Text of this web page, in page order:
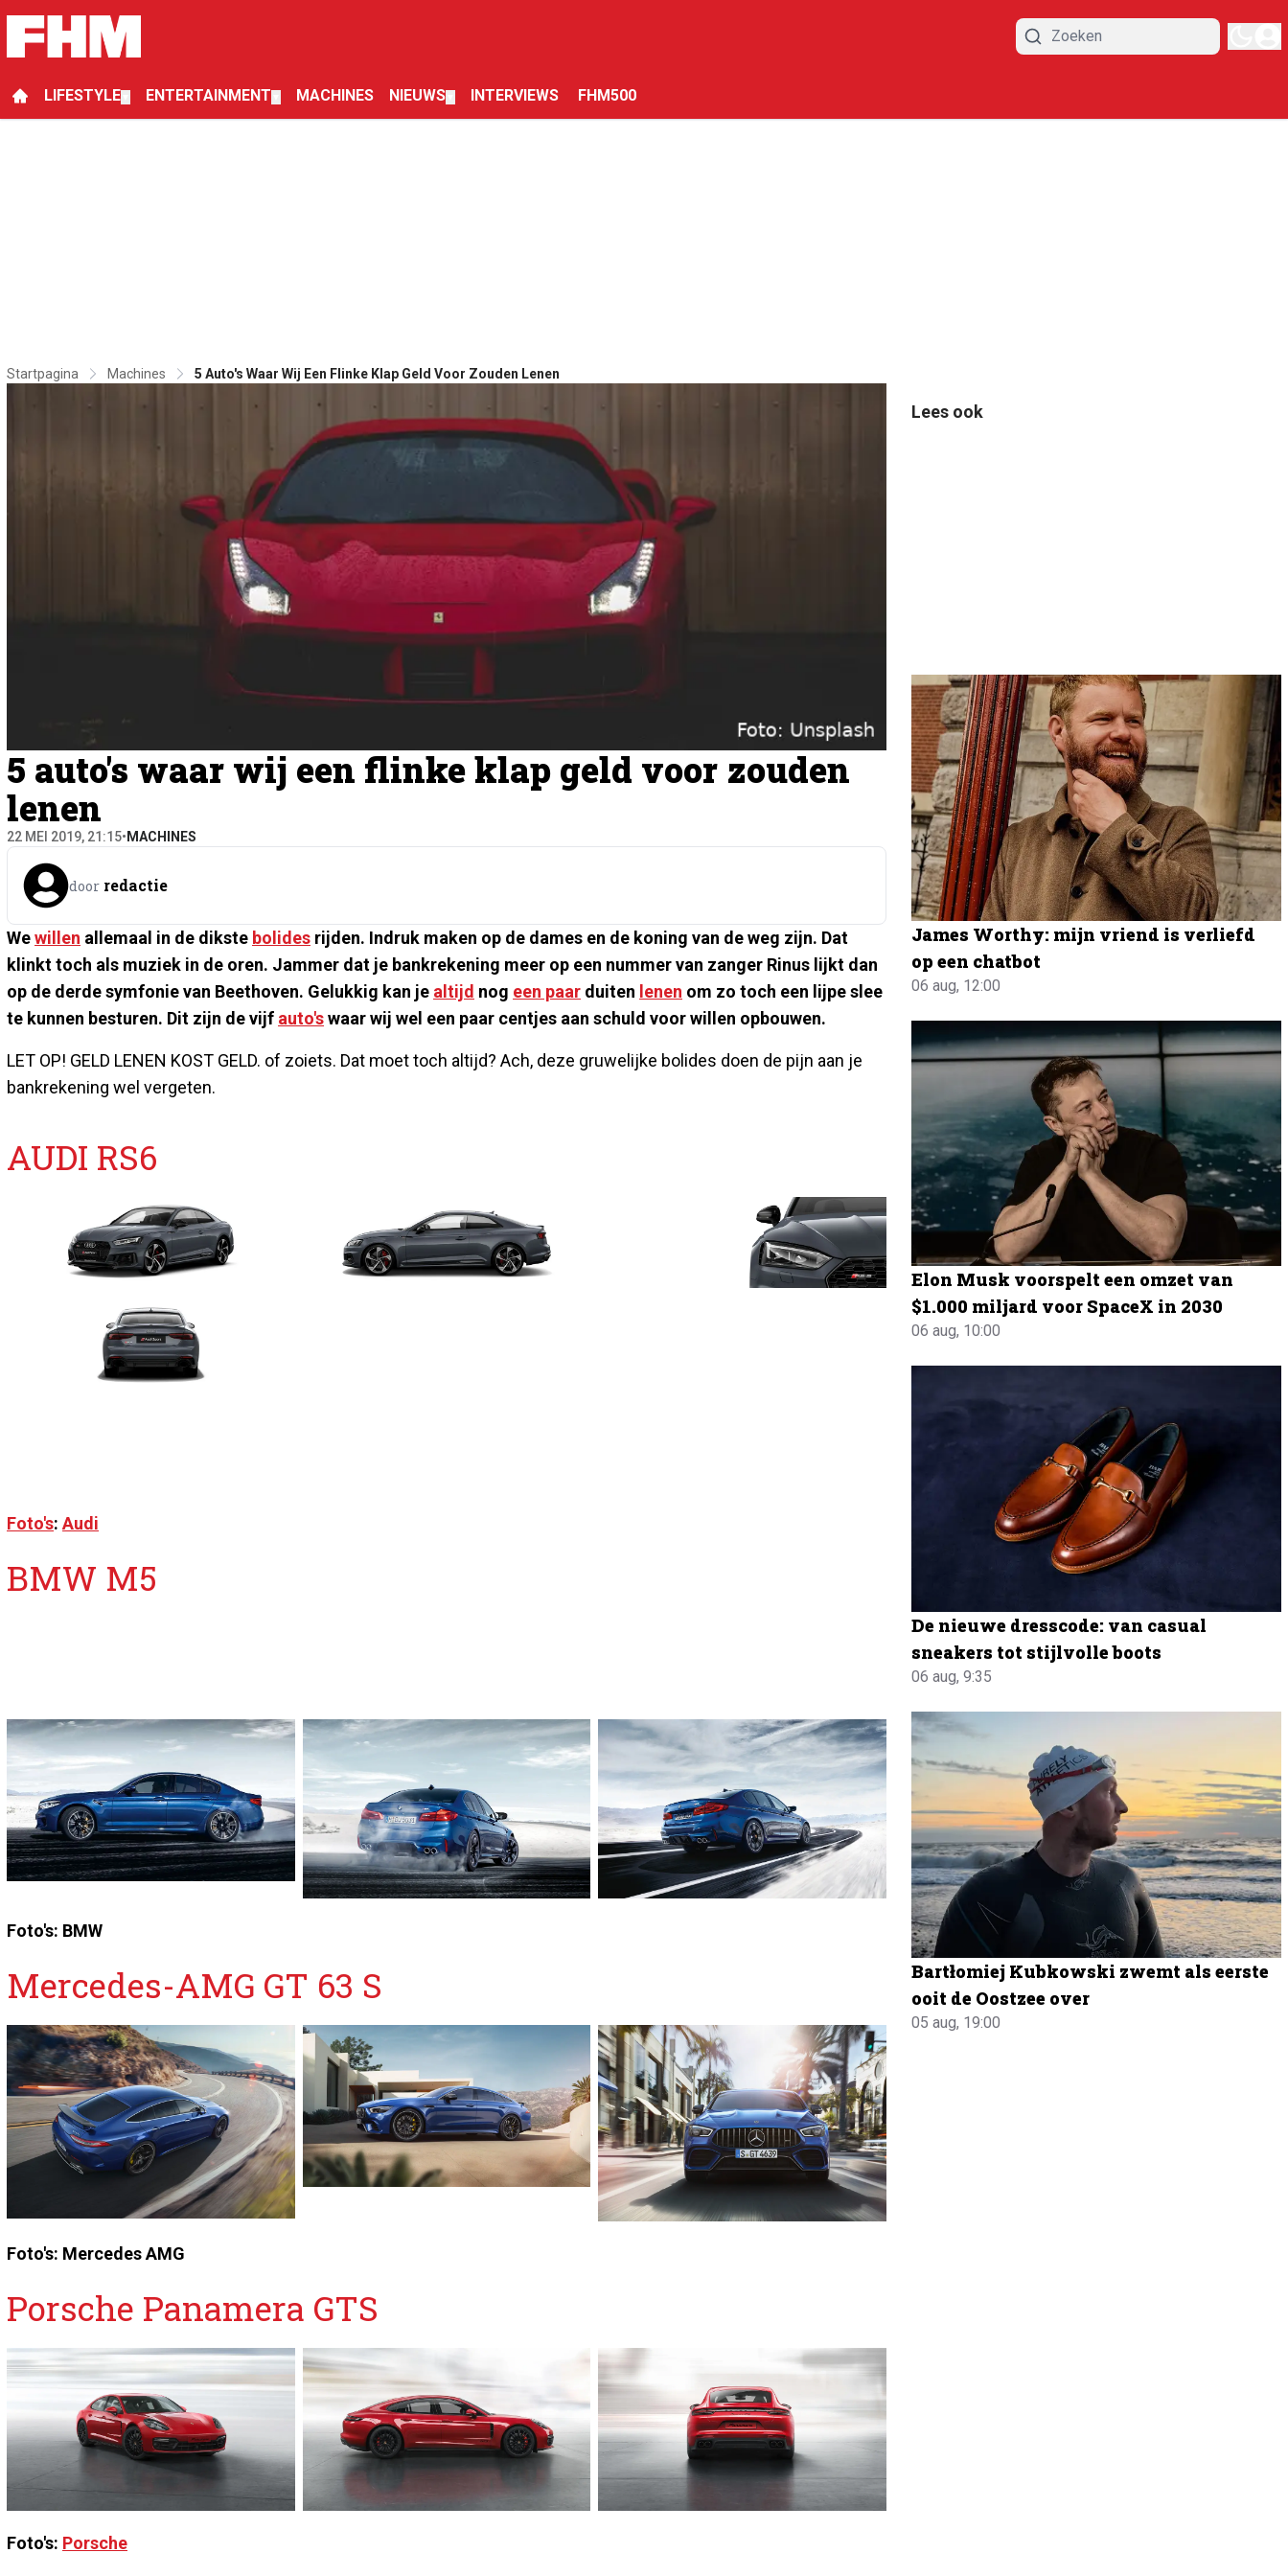
LIFESTYLE ENTERTAINMENT MACHINES NIEUWS INTERVIEWS FHM500
Startpagina Machines 5 Auto's Waar Wij Een Flinke Klap Geld Voor Zouden Lenen
5 auto's waar wij een flinke klap geld voor zouden
lenen
22 MEI 2019, 21:15• MACHINES
door redactie
Wewillen allemaal in de dikste bolides rijden. Indruk maken op de dames en de koning van de weg zijn. Dat
klinkt toch als muziek in de oren. Jammer dat je bankrekening meer op een nummer van zanger Rinus lijkt dan
op de derde symfonie van Beethoven. Gelukkig kan je altijd nog een paar duiten lenen om zo toch een lijpe slee
te kunnen besturen. Dit zijn de vijf auto'swaar wij wel een paar centjes aan schuld voor willen opbouwen.
LET OP! GELD LENEN KOST GELD. of zoiets. Dat moet toch altijd? Ach, deze gruwelijke bolides doen de pijn aan je
bankrekening wel vergeten.
AUDI RS6
Foto's: Audi
BMW M5
Foto's: BMW
Mercedes-AMG GT 63 S
Foto's: Mercedes AMG
Porsche Panamera GTS
Foto's: Porsche
Lees ook
James Worthy: mijn vriend is verliefd
op een chatbot
06 aug, 12:00
Elon Musk voorspelt een omzet van
$1.000 miljard voor SpaceX in 2030
06 aug, 10:00
De nieuwe dresscode: van casual
sneakers tot stijlvolle boots
06 aug, 9:35
Bartłomiej Kubkowski zwemt als eerste
ooit de Oostzee over
05 aug, 19:00